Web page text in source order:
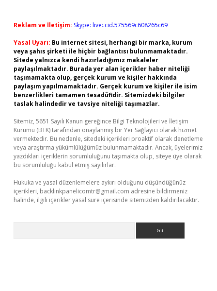
Reklam ve İletişim: Skype: live:.cid.575569c608265c69
Yasal Uyarı: Bu internet sitesi, herhangi bir marka, kurum
veya şahıs şirketi ile hiçbir bağlantısı bulunmamaktadır.
Sitede yalnızca kendi hazırladığımız makaleler
paylaşılmaktadır. Burada yer alan içerikler haber niteliği
taşımamakta olup, gerçek kurum ve kişiler hakkında
paylaşım yapılmamaktadır. Gerçek kurum ve kişiler ile isim
benzerlikleri tamamen tesadüfidir. Sitemizdeki bilgiler
taslak halindedir ve tavsiye niteliği taşımazlar.
Sitemiz, 5651 Sayılı Kanun gereğince Bilgi Teknolojileri ve İletişim
Kurumu (BTK) tarafından onaylanmış bir Yer Sağlayıcı olarak hizmet
vermektedir. Bu nedenle, sitedeki içerikleri proaktif olarak denetleme
veya araştırma yükümlülüğümüz bulunmamaktadır. Ancak, üyelerimiz
yazdıkları içeriklerin sorumluluğunu taşımakta olup, siteye üye olarak
bu sorumluluğu kabul etmiş sayılırlar.
Hukuka ve yasal düzenlemelere aykırı olduğunu düşündüğünüz
içerikleri, backlinkpanelicomtr@gmail.com adresine bildirmeniz
halinde, ilgili içerikler yasal süre içerisinde sitemizden kaldırılacaktır.